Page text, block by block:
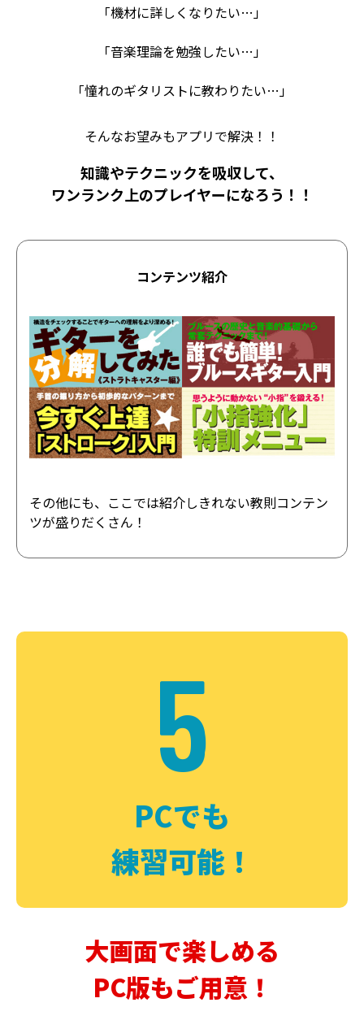
「機材に詳しくなりたい…」
「音楽理論を勉強したい…」
「憧れのギタリストに教わりたい…」
そんなお望みもアプリで解決！！
知識やテクニックを吸収して、
ワンランク上のプレイヤーになろう！！
コンテンツ紹介
その他にも、ここでは紹介しきれない教則コンテン
ツが盛りだくさん！
5
PCでも
練習可能！
大画面で楽しめる
PC版もご用意！